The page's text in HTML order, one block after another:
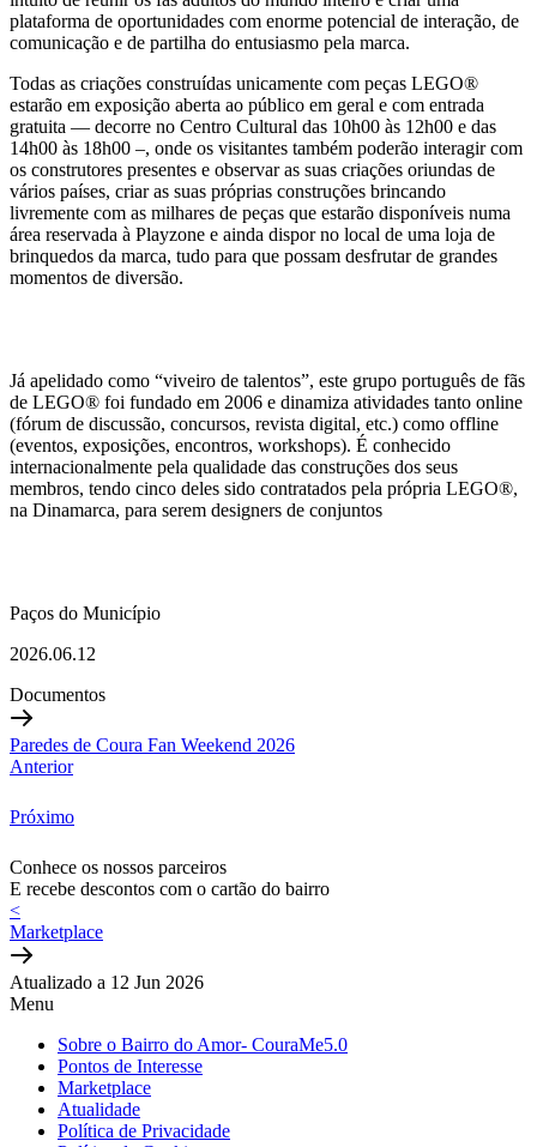
plataforma de oportunidades com enorme potencial de interação, de
comunicação e de partilha do entusiasmo pela marca.
Todas as criações construídas unicamente com peças LEGO®
estarão em exposição aberta ao público em geral e com entrada
gratuita — decorre no Centro Cultural das 10h00 às 12h00 e das
14h00 às 18h00 –, onde os visitantes também poderão interagir com
os construtores presentes e observar as suas criações oriundas de
vários países, criar as suas próprias construções brincando
livremente com as milhares de peças que estarão disponíveis numa
área reservada à Playzone e ainda dispor no local de uma loja de
brinquedos da marca, tudo para que possam desfrutar de grandes
momentos de diversão.
Já apelidado como “viveiro de talentos”, este grupo português de fãs
de LEGO® foi fundado em 2006 e dinamiza atividades tanto online
(fórum de discussão, concursos, revista digital, etc.) como offline
(eventos, exposições, encontros, workshops). É conhecido
internacionalmente pela qualidade das construções dos seus
membros, tendo cinco deles sido contratados pela própria LEGO®,
na Dinamarca, para serem designers de conjuntos
Paços do Município
2026.06.12
Documentos
Paredes de Coura Fan Weekend 2026
Anterior
Próximo
Conhece os nossos parceiros
E recebe descontos com o cartão do bairro
<
Marketplace
Atualizado a 12 Jun 2026
Menu
Sobre o Bairro do Amor- CouraMe5.0
Pontos de Interesse
Marketplace
Atualidade
Política de Privacidade